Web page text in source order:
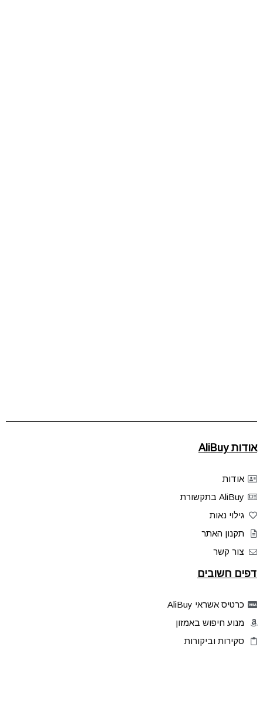
אודות AliBuy
אודות
AliBuy בתקשורת
גילוי נאות
תקנון האתר
צור קשר
דפים חשובים
כרטיס אשראי AliBuy
מנוע חיפוש באמזון
סקירות וביקורות